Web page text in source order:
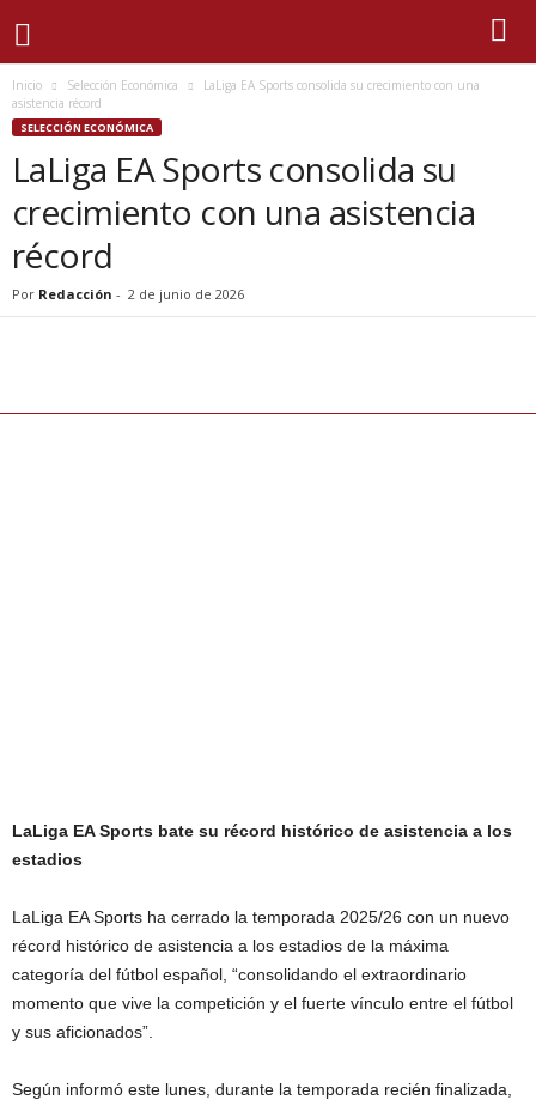
Inicio Selección Económica
LaLiga EA Sports consolida su crecimiento con una
asistencia récord
SELECCIÓN ECONÓMICA
LaLiga EA Sports consolida su
crecimiento con una asistencia
récord
Por Redacción - 2 de junio de 2026
LaLiga EA Sports bate su récord histórico de asistencia a los
estadios
LaLiga EA Sports ha cerrado la temporada 2025/26 con un nuevo
récord histórico de asistencia a los estadios de la máxima
categoría del fútbol español, “consolidando el extraordinario
momento que vive la competición y el fuerte vínculo entre el fútbol
y sus aficionados”.
Según informó este lunes, durante la temporada recién finalizada,